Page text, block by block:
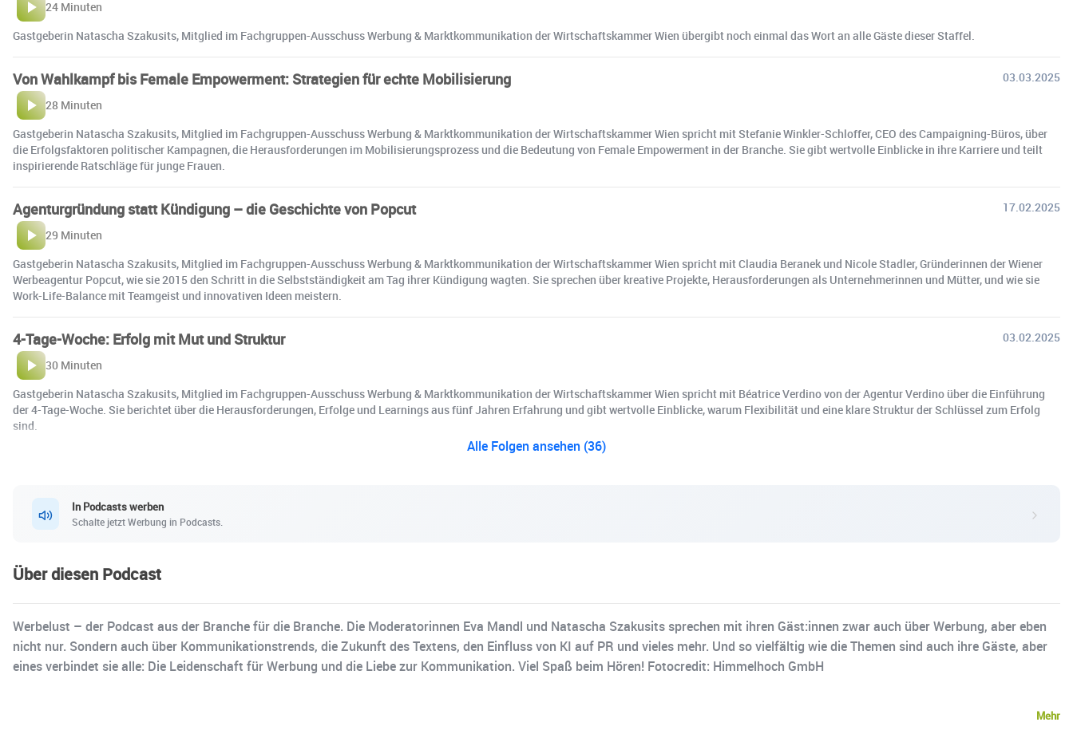
24 Minuten
Gastgeberin Natascha Szakusits, Mitglied im Fachgruppen-Ausschuss Werbung & Marktkommunikation der Wirtschaftskammer Wien übergibt noch einmal das Wort an alle Gäste dieser Staffel.
Von Wahlkampf bis Female Empowerment: Strategien für echte Mobilisierung
03.03.2025
28 Minuten
Gastgeberin Natascha Szakusits, Mitglied im Fachgruppen-Ausschuss Werbung & Marktkommunikation der Wirtschaftskammer Wien spricht mit Stefanie Winkler-Schloffer, CEO des Campaigning-Büros, über
die Erfolgsfaktoren politischer Kampagnen, die Herausforderungen im Mobilisierungsprozess und die Bedeutung von Female Empowerment in der Branche. Sie gibt wertvolle Einblicke in ihre Karriere und teilt
inspirierende Ratschläge für junge Frauen.
Agenturgründung statt Kündigung – die Geschichte von Popcut
17.02.2025
29 Minuten
Gastgeberin Natascha Szakusits, Mitglied im Fachgruppen-Ausschuss Werbung & Marktkommunikation der Wirtschaftskammer Wien spricht mit Claudia Beranek und Nicole Stadler, Gründerinnen der Wiener
Werbeagentur Popcut, wie sie 2015 den Schritt in die Selbstständigkeit am Tag ihrer Kündigung wagten. Sie sprechen über kreative Projekte, Herausforderungen als Unternehmerinnen und Mütter, und wie sie
Work-Life-Balance mit Teamgeist und innovativen Ideen meistern.
4-Tage-Woche: Erfolg mit Mut und Struktur
03.02.2025
30 Minuten
Gastgeberin Natascha Szakusits, Mitglied im Fachgruppen-Ausschuss Werbung & Marktkommunikation der Wirtschaftskammer Wien spricht mit Béatrice Verdino von der Agentur Verdino über die Einführung
der 4-Tage-Woche. Sie berichtet über die Herausforderungen, Erfolge und Learnings aus fünf Jahren Erfahrung und gibt wertvolle Einblicke, warum Flexibilität und eine klare Struktur der Schlüssel zum Erfolg
sind.
Alle Folgen ansehen (36)
In Podcasts werben
Schalte jetzt Werbung in Podcasts.
Über diesen Podcast
Werbelust – der Podcast aus der Branche für die Branche. Die Moderatorinnen Eva Mandl und Natascha Szakusits sprechen mit ihren Gäst:innen zwar auch über Werbung, aber eben
nicht nur. Sondern auch über Kommunikationstrends, die Zukunft des Textens, den Einfluss von KI auf PR und vieles mehr. Und so vielfältig wie die Themen sind auch ihre Gäste, aber
eines verbindet sie alle: Die Leidenschaft für Werbung und die Liebe zur Kommunikation. Viel Spaß beim Hören! Fotocredit: Himmelhoch GmbH
Mehr